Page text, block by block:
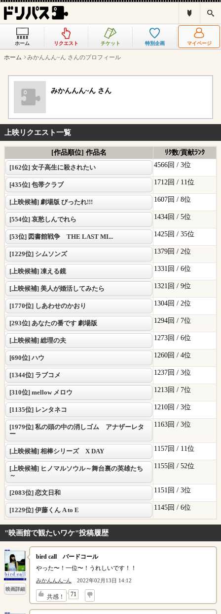
リ
ス
と
索
ホーム リクエスト チケット 特別企画 マイページ
ホーム みかんんん~ん さんのプロフィール
みかんんん~ん さん
上映リクエスト一覧
[作品順位] 作品名
ﾘｸ数/貢献ﾗﾝｸ
[162位] 女子高生に殺されたい
4566回 / 3位
[435位] 包帯クラブ 1712回 / 11位
[上映候補] 劇場版 びったれ!!! 1607回 / 8位
[554位] 哀愁しんでれら 1434回 / 5位
[53位] 図書館戦争 THE LAST MI... 1425回 / 35位
[1229位] シムソンズ 1379回 / 2位
[上映候補] 凍える鏡 1331回 / 6位
[上映候補] 美人が婚活してみたら 1321回 / 9位
[1770位] しあわせのかおり 1304回 / 2位
[293位] あなたの番です 劇場版 1294回 / 7位
[上映候補] 総理の夫 1273回 / 6位
[690位] ハウ 1260回 / 4位
[1344位] ラブコメ 1237回 / 3位
[310位] mellow メロウ 1213回 / 7位
[1135位] レンタネコ 1210回 / 3位
[1979位] 私の頭の中の消しゴム アナザーレタ
ー
1163回 / 3位
[上映候補] 相棒シリーズ X DAY 1157回 / 11位
[上映候補] ヒノマルソウル～舞台裏の英雄たち
～
1155回 / 52位
[2083位] 恋文日和 1151回 / 3位
[1229位] 伊藤くん A to E 1145回 / 6位
"映画館で観たいワケ"投稿履歴
映画詳細
bird call バードコール
やった〜！一位〜！うれしいです！！
みかんんん~ん 2022年02月13日 14:12
共感！ 71
↓